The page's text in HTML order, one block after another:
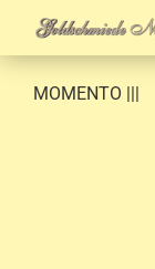
MOMENTO |||